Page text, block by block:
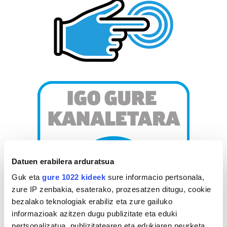
Datuen erabilera arduratsua
Guk eta gure 1022 kideek sure informacio pertsonala,
zure IP zenbakia, esaterako, prozesatzen ditugu, cookie
bezalako teknologiak erabiliz eta zure gailuko
informazioak azitzen dugu publizitate eta eduki